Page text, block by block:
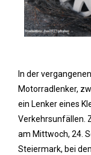
In der
Motorradlenker,
ein Lenker eines
Verkehrsunfällen.
am Mittwoch, 24.
Steiermark, bei